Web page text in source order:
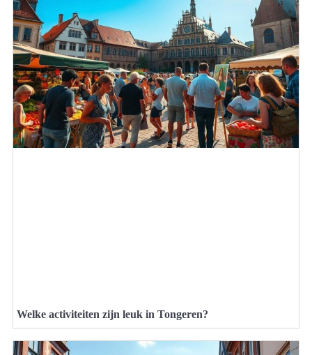
Welke activiteiten zijn leuk in Tongeren?